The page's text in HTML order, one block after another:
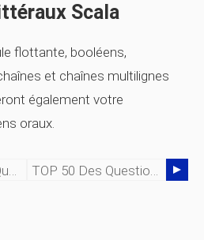
Scala
flottante, booléens,
et chaînes multilignes
également votre
oraux.
Master Log4j :30 Questions D'entretien Essentielles Et Réponses D'experts (2026) TOP 50 Des Questions Et Réponses D'entretien Avec WebLogic (2026)